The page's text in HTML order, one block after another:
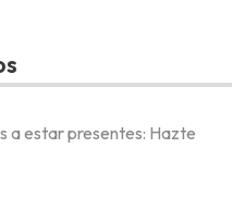
a estar presentes: Hazte